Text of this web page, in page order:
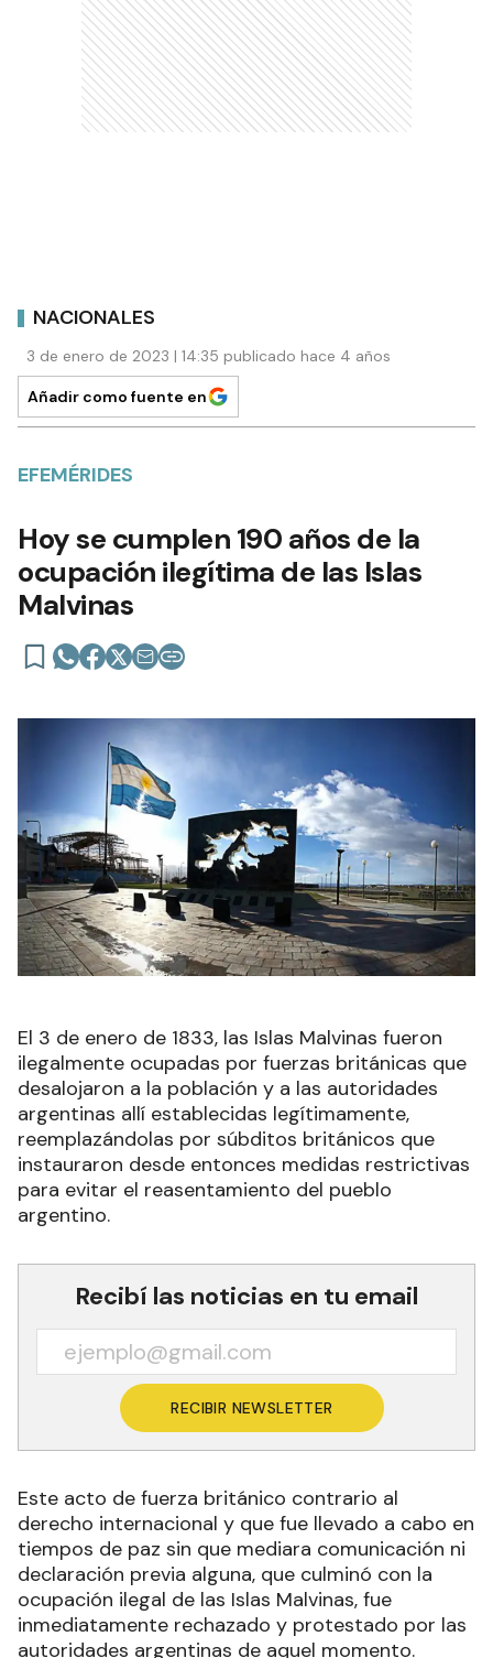
NACIONALES
3 de enero de 2023 | 14:35 publicado hace 4 años
Añadir como fuente en
EFEMÉRIDES
Hoy se cumplen 190 años de la
ocupación ilegítima de las Islas
Malvinas
El 3 de enero de 1833, las Islas Malvinas fueron
ilegalmente ocupadas por fuerzas británicas que
desalojaron a la población y a las autoridades
argentinas allí establecidas legítimamente,
reemplazándolas por súbditos británicos que
instauraron desde entonces medidas restrictivas
para evitar el reasentamiento del pueblo
argentino.
Recibí las noticias en tu email
RECIBIR NEWSLETTER
Este acto de fuerza británico contrario al
derecho internacional y que fue llevado a cabo en
tiempos de paz sin que mediara comunicación ni
declaración previa alguna, que culminó con la
ocupación ilegal de las Islas Malvinas, fue
inmediatamente rechazado y protestado por las
autoridades argentinas de aquel momento.